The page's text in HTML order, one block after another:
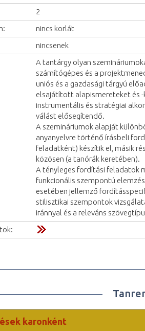
2
nincs korlát
nincsenek
A tantárgy olyan
számítógépes és a
uniós és a gazdasági tárgyú
elsajátított alapismereteket és -
instrumentális és stratégiai
válást elősegítendő.
A szemináriumok alapját
anyanyelvre történő írásbeli
feladatként) készítik el, másik
közösen (a tanórák keretében).
A tényleges fordítási feladatok
funkcionális szempontú
esetében jellemző
stilisztikai szempontok
iránnyal és a releváns
karonként